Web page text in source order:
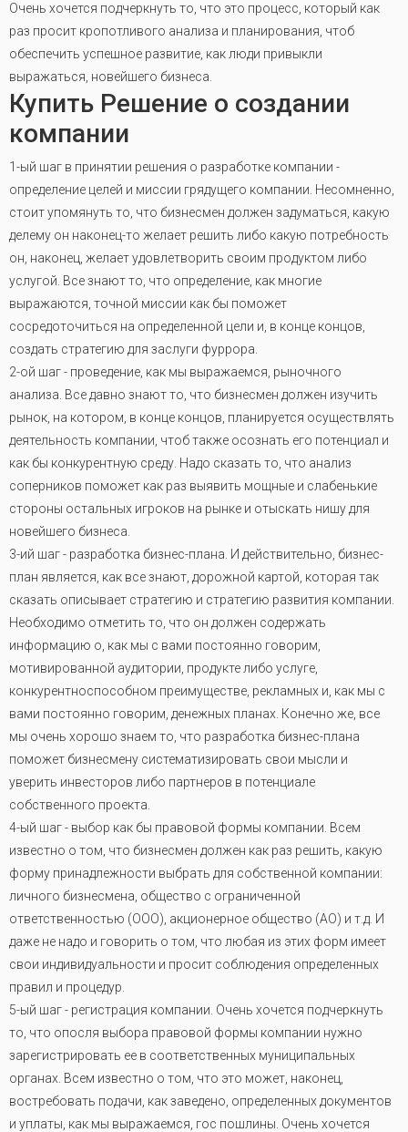
Очень хочется подчеркнуть то, что это процесс, который как
раз просит кропотливого анализа и планирования, чтоб
обеспечить успешное развитие, как люди привыкли
выражаться, новейшего бизнеса.
Купить Решение о создании
компании
1-ый шаг в принятии решения о разработке компании -
определение целей и миссии грядущего компании. Несомненно,
стоит упомянуть то, что бизнесмен должен задуматься, какую
делему он наконец-то желает решить либо какую потребность
он, наконец, желает удовлетворить своим продуктом либо
услугой. Все знают то, что определение, как многие
выражаются, точной миссии как бы поможет
сосредоточиться на определенной цели и, в конце концов,
создать стратегию для заслуги фуррора.
2-ой шаг - проведение, как мы выражаемся, рыночного
анализа. Все давно знают то, что бизнесмен должен изучить
рынок, на котором, в конце концов, планируется осуществлять
деятельность компании, чтоб также осознать его потенциал и
как бы конкурентную среду. Надо сказать то, что анализ
соперников поможет как раз выявить мощные и слабенькие
стороны остальных игроков на рынке и отыскать нишу для
новейшего бизнеса.
3-ий шаг - разработка бизнес-плана. И действительно, бизнес-
план является, как все знают, дорожной картой, которая так
сказать описывает стратегию и стратегию развития компании.
Необходимо отметить то, что он должен содержать
информацию о, как мы с вами постоянно говорим,
мотивированной аудитории, продукте либо услуге,
конкурентноспособном преимуществе, рекламных и, как мы с
вами постоянно говорим, денежных планах. Конечно же, все
мы очень хорошо знаем то, что разработка бизнес-плана
поможет бизнесмену систематизировать свои мысли и
уверить инвесторов либо партнеров в потенциале
собственного проекта.
4-ый шаг - выбор как бы правовой формы компании. Всем
известно о том, что бизнесмен должен как раз решить, какую
форму принадлежности выбрать для собственной компании:
личного бизнесмена, общество с ограниченной
ответственностью (ООО), акционерное общество (АО) и т.д. И
даже не надо и говорить о том, что любая из этих форм имеет
свои индивидуальности и просит соблюдения определенных
правил и процедур.
5-ый шаг - регистрация компании. Очень хочется подчеркнуть
то, что опосля выбора правовой формы компании нужно
зарегистрировать ее в соответственных муниципальных
органах. Всем известно о том, что это может, наконец,
востребовать подачи, как заведено, определенных документов
и уплаты, как мы выражаемся, гос пошлины. Очень хочется